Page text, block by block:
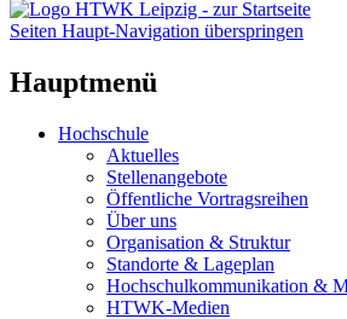
Seiten Haupt-Navigation überspringen
Hauptmenü
Hochschule
Aktuelles
Stellenangebote
Öffentliche Vortragsreihen
Über uns
Organisation & Struktur
Standorte & Lageplan
Hochschulkommunikation &
HTWK-Medien